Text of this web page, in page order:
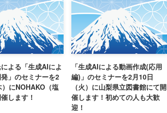
よる「生成AIによ
」のセミナーを2
にNOHAKO（塩
します！
「生成AIによる動画作成(応用
編)」のセミナーを2月10日
（火）に山梨県立図書館にて開
催します！初めての人も大歓
迎！